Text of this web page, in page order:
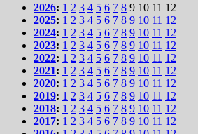
2026: 1 2 3 4 5 6 7 8 9 10 11 12
2025: 1 2 3 4 5 6 7 8 9 10 11 12
2024: 1 2 3 4 5 6 7 8 9 10 11 12
2023: 1 2 3 4 5 6 7 8 9 10 11 12
2022: 1 2 3 4 5 6 7 8 9 10 11 12
2021: 1 2 3 4 5 6 7 8 9 10 11 12
2020: 1 2 3 4 5 6 7 8 9 10 11 12
2019: 1 2 3 4 5 6 7 8 9 10 11 12
2018: 1 2 3 4 5 6 7 8 9 10 11 12
2017: 1 2 3 4 5 6 7 8 9 10 11 12